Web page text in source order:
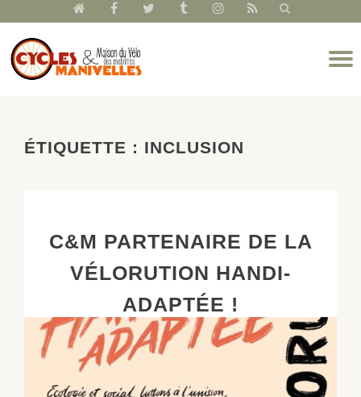
Aller
au
fa-
fa-
fa-
fa-
fa-
fa-
ÉTIQUETTE : INCLUSION
C&M PARTENAIRE DE LA
VÉLORUTION HANDI-
ADAPTÉE !